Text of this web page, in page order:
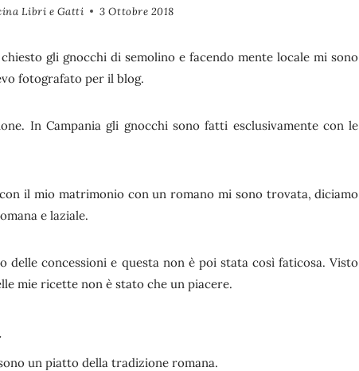
Libri e Gatti 3 Ottobre 2018
gli gnocchi di semolino e facendo mente locale mi sono
fotografato per il blog.
In Campania gli gnocchi sono fatti esclusivamente con le
il mio matrimonio con un romano mi sono trovata, diciamo
e laziale.
concessioni e questa non è poi stata così faticosa. Visto
mie ricette non è stato che un piacere.
un piatto della tradizione romana.